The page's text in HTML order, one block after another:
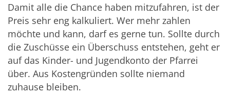
Damit alle die Chance haben mitzufahren, ist der
Preis sehr eng kalkuliert. Wer mehr zahlen
möchte und kann, darf es gerne tun. Sollte durch
die Zuschüsse ein Überschuss entstehen, geht er
auf das Kinder- und Jugendkonto der Pfarrei
über. Aus Kostengründen sollte niemand
zuhause bleiben.